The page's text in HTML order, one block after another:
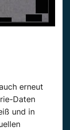
erneut
Daten
und in